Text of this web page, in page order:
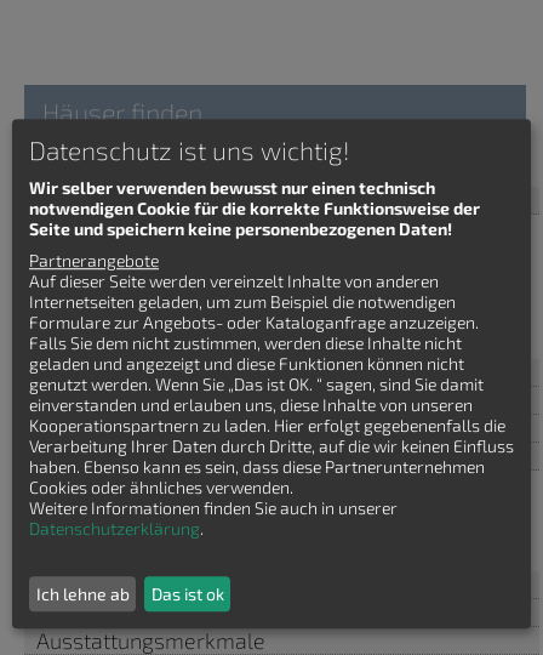
Häuser finden
Stadtvilla Klassisches-Haus
Haustyp
Bauhaus
Bungalow
Einfamilienhaus
Stadtvilla
Winkelbungalow
Baustil
Bauweise
Wohnflaeche
Anzahl Geschosse
1
1.5
2
Dachform
Zimmer
Ausstattungsmerkmale
Datenschutz ist uns wichtig!
Wir selber verwenden bewusst nur einen technisch
notwendigen Cookie für die korrekte Funktionsweise der
Seite und speichern keine personenbezogenen Daten!
Partnerangebote
Auf dieser Seite werden vereinzelt Inhalte von anderen
Internetseiten geladen, um zum Beispiel die notwendigen
Formulare zur Angebots- oder Kataloganfrage anzuzeigen.
Falls Sie dem nicht zustimmen, werden diese Inhalte nicht
geladen und angezeigt und diese Funktionen können nicht
genutzt werden. Wenn Sie „Das ist OK. “ sagen, sind Sie damit
einverstanden und erlauben uns, diese Inhalte von unseren
Kooperationspartnern zu laden. Hier erfolgt gegebenenfalls die
Verarbeitung Ihrer Daten durch Dritte, auf die wir keinen Einfluss
haben. Ebenso kann es sein, dass diese Partnerunternehmen
Cookies oder ähnliches verwenden.
Weitere Informationen finden Sie auch in unserer
Datenschutzerklärung.
Ich lehne ab Das ist ok